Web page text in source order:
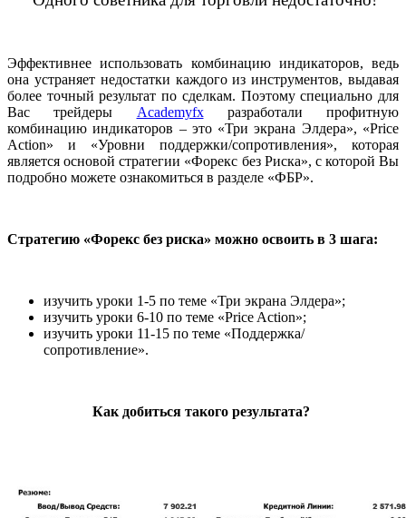
Эффективнее использовать комбинацию индикаторов, ведь
она устраняет недостатки каждого из инструментов, выдавая
более точный результат по сделкам. Поэтому специально для
Вас трейдеры Academyfxразработали профитную
комбинацию индикаторов – это «Три экрана Элдера», «Price
Action» и «Уровни поддержки/сопротивления», которая
является основой стратегии «Форекс без Риска», с которой Вы
подробно можете ознакомиться в разделе «ФБР».
Стратегию «Форекс без риска» можно освоить в 3 шага:
изучить уроки 1-5 по теме «Три экрана Элдера»;
изучить уроки 6-10 по теме «Price Action»;
изучить уроки 11-15 по теме «Поддержка/
сопротивление».
Как добиться такого результата?